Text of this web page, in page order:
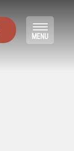
Toggle
MENU